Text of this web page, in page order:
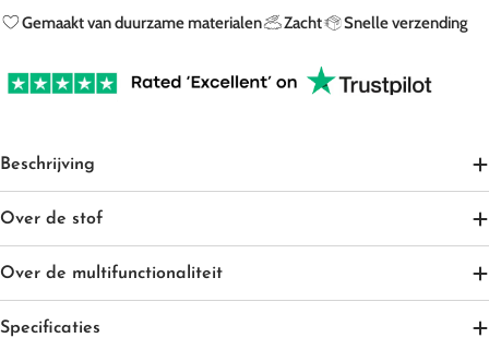
Gemaakt van duurzame materialen Zacht Snelle verzending
Beschrijving
Over de stof
Over de multifunctionaliteit
Specificaties